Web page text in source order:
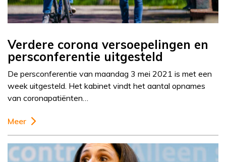
Verdere corona versoepelingen en
persconferentie uitgesteld
De persconferentie van maandag 3 mei 2021 is met een
week uitgesteld. Het kabinet vindt het aantal opnames
van coronapatiënten…
Meer